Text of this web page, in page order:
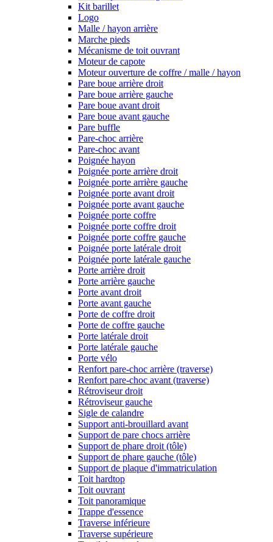
Kit barillet
Logo
Malle / hayon arrière
Marche pieds
Mécanisme de toit ouvrant
Moteur de capote
Moteur ouverture de coffre / malle / hayon
Pare boue arrière droit
Pare boue arrière gauche
Pare boue avant droit
Pare boue avant gauche
Pare buffle
Pare-choc arrière
Pare-choc avant
Poignée hayon
Poignée porte arrière droit
Poignée porte arrière gauche
Poignée porte avant droit
Poignée porte avant gauche
Poignée porte coffre
Poignée porte coffre droit
Poignée porte coffre gauche
Poignée porte latérale droit
Poignée porte latérale gauche
Porte arrière droit
Porte arrière gauche
Porte avant droit
Porte avant gauche
Porte de coffre droit
Porte de coffre gauche
Porte latérale droit
Porte latérale gauche
Porte vélo
Renfort pare-choc arrière (traverse)
Renfort pare-choc avant (traverse)
Rétroviseur droit
Rétroviseur gauche
Sigle de calandre
Support anti-brouillard avant
Support de pare chocs arrière
Support de phare droit (tôle)
Support de phare gauche (tôle)
Support de plaque d'immatriculation
Toit hardtop
Toit ouvrant
Toit panoramique
Trappe d'essence
Traverse inférieure
Traverse supérieure